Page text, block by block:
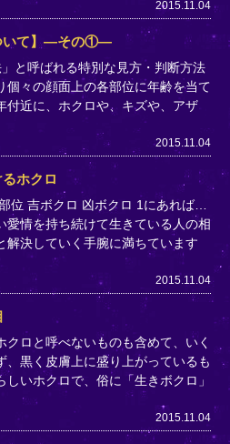
2015.11.04
いて】―その①―
と呼ばれる特別な見方・判断方法
個々の顔面上の各部位に年齢を当て
付近に、ホクロや、キズや、アザ
2015.11.04
ホクロ
位 吉ボクロ 凶ボクロ 1にあれば…
愛情を持ち続けて生きている人の相
解決していく手腕に満ちています
2015.11.04
ロと呼べないものも含めて、いく
、黒く皮膚上に盛り上がっているも
いホクロで、俗に「生きボクロ」
2015.11.04